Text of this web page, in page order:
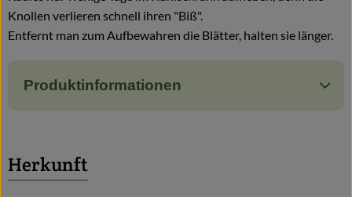
Knollen verlieren schnell ihren "Biß".
Entfernt man zum Aufbewahren die Blätter, halten sie länger.
Produktinformationen
Herkunft